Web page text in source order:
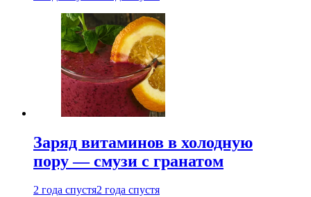
Заряд витаминов в холодную
пору — смузи с гранатом
2 года спустя2 года спустя